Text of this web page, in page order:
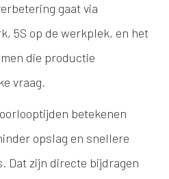
gaat via
5S op de werkplek, en het
die productie
vraag.
betekenen
opslag en snellere
Dat zijn directe bijdragen